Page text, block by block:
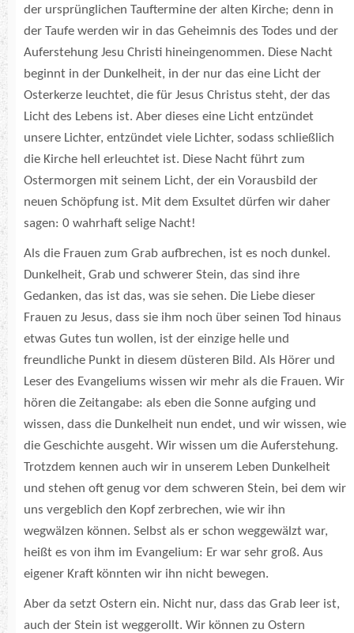
der ursprünglichen Tauftermine der alten Kirche; denn in
der Taufe werden wir in das Geheimnis des Todes und der
Auferstehung Jesu Christi hineingenommen. Diese Nacht
beginnt in der Dunkelheit, in der nur das eine Licht der
Osterkerze leuchtet, die für Jesus Christus steht, der das
Licht des Lebens ist. Aber dieses eine Licht entzündet
unsere Lichter, entzündet viele Lichter, sodass schließlich
die Kirche hell erleuchtet ist. Diese Nacht führt zum
Ostermorgen mit seinem Licht, der ein Vorausbild der
neuen Schöpfung ist. Mit dem Exsultet dürfen wir daher
sagen: 0 wahrhaft selige Nacht!
Als die Frauen zum Grab aufbrechen, ist es noch dunkel.
Dunkelheit, Grab und schwerer Stein, das sind ihre
Gedanken, das ist das, was sie sehen. Die Liebe dieser
Frauen zu Jesus, dass sie ihm noch über seinen Tod hinaus
etwas Gutes tun wollen, ist der einzige helle und
freundliche Punkt in diesem düsteren Bild. Als Hörer und
Leser des Evangeliums wissen wir mehr als die Frauen. Wir
hören die Zeitangabe: als eben die Sonne aufging und
wissen, dass die Dunkelheit nun endet, und wir wissen, wie
die Geschichte ausgeht. Wir wissen um die Auferstehung.
Trotzdem kennen auch wir in unserem Leben Dunkelheit
und stehen oft genug vor dem schweren Stein, bei dem wir
uns vergeblich den Kopf zerbrechen, wie wir ihn
wegwälzen können. Selbst als er schon weggewälzt war,
heißt es von ihm im Evangelium: Er war sehr groß. Aus
eigener Kraft könnten wir ihn nicht bewegen.
Aber da setzt Ostern ein. Nicht nur, dass das Grab leer ist,
auch der Stein ist weggerollt. Wir können zu Ostern